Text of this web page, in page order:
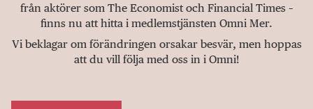
från aktörer som The Economist och Financial Times –
finns nu att hitta i medlemstjänsten Omni Mer.
Vi beklagar om förändringen orsakar besvär, men hoppas
att du vill följa med oss in i Omni!